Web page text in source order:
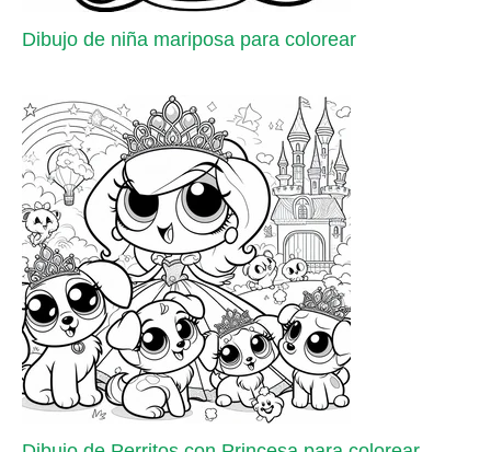
Dibujo de niña mariposa para colorear